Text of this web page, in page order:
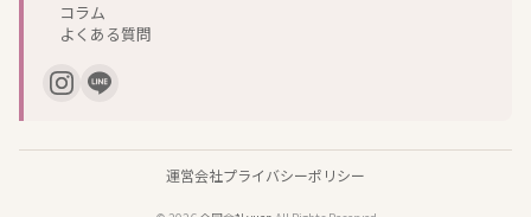
コラム
よくある質問
運営会社プライバシーポリシー